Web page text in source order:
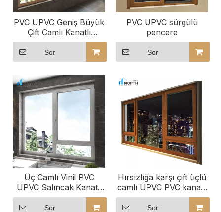
PVC UPVC Geniş Büyük
Çift Camlı Kanatlı
Pencere
Sor
PVC UPVC sürgülü
pencere
Sor
Üç Camlı Vinil PVC
UPVC Salıncak Kanatlı
Pencere
Sor
Hırsızlığa karşı çift üçlü
camlı UPVC PVC kanatlı
cam pencereler
Sor